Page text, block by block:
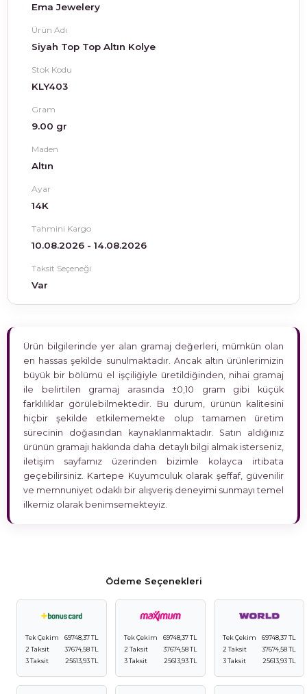
Ema Jewelery
Ürün Adı
Siyah Top Top Altın Kolye
Stok Kodu
KLY403
Gram
9.00 gr
Maden
Altın
Ayar
14K
Tahmini Kargo
10.08.2026 - 14.08.2026
Taksit Seçeneği
Var
Ürün bilgilerinde yer alan gramaj değerleri, mümkün olan
en hassas şekilde sunulmaktadır. Ancak altın ürünlerimizin
büyük bir bölümü el işçiliğiyle üretildiğinden, nihai gramaj
ile belirtilen gramaj arasında ±0,10 gram gibi küçük
farklılıklar görülebilmektedir. Bu durum, ürünün kalitesini
hiçbir şekilde etkilememekte olup tamamen üretim
sürecinin doğasından kaynaklanmaktadır. Satın aldığınız
ürünün gramajı hakkında daha detaylı bilgi almak isterseniz,
iletişim sayfamız üzerinden bizimle kolayca irtibata
geçebilirsiniz. Kartepe Kuyumculuk olarak şeffaf, güvenilir
ve memnuniyet odaklı bir alışveriş deneyimi sunmayı temel
ilkemiz olarak benimsemekteyiz.
Ödeme Seçenekleri
Tek Çekim
69748,37 TL
2 Taksit
37674,58 TL
3 Taksit
25613,93 TL
Tek Çekim
69748,37 TL
2 Taksit
37674,58 TL
3 Taksit
25613,93 TL
Tek Çekim
69748,37 TL
2 Taksit
37674,58 TL
3 Taksit
25613,93 TL